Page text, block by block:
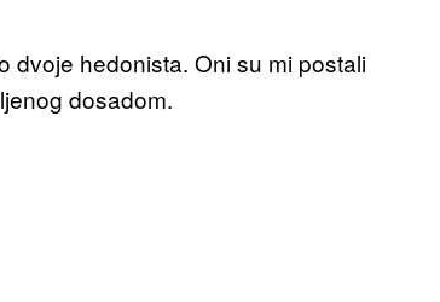
dvoje hedonista. Oni su mi postali
dosadom.